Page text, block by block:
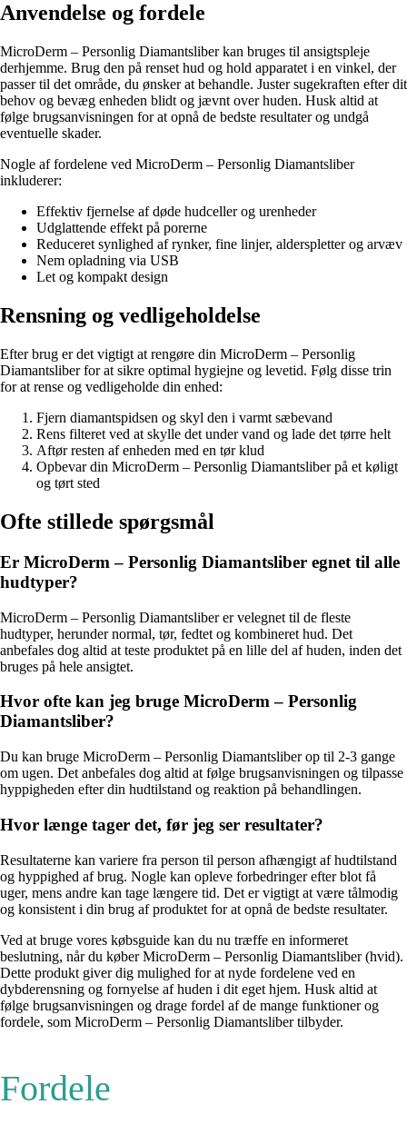
Anvendelse og fordele
MicroDerm – Personlig Diamantsliber kan bruges til ansigtspleje
derhjemme. Brug den på renset hud og hold apparatet i en vinkel, der
passer til det område, du ønsker at behandle. Juster sugekraften efter dit
behov og bevæg enheden blidt og jævnt over huden. Husk altid at
følge brugsanvisningen for at opnå de bedste resultater og undgå
eventuelle skader.
Nogle af fordelene ved MicroDerm – Personlig Diamantsliber
inkluderer:
Effektiv fjernelse af døde hudceller og urenheder
Udglattende effekt på porerne
Reduceret synlighed af rynker, fine linjer, alderspletter og arvæv
Nem opladning via USB
Let og kompakt design
Rensning og vedligeholdelse
Efter brug er det vigtigt at rengøre din MicroDerm – Personlig
Diamantsliber for at sikre optimal hygiejne og levetid. Følg disse trin
for at rense og vedligeholde din enhed:
Fjern diamantspidsen og skyl den i varmt sæbevand
Rens filteret ved at skylle det under vand og lade det tørre helt
Aftør resten af ​​enheden med en tør klud
Opbevar din MicroDerm – Personlig Diamantsliber på et køligt
og tørt sted
Ofte stillede spørgsmål
Er MicroDerm – Personlig Diamantsliber egnet til alle
hudtyper?
MicroDerm – Personlig Diamantsliber er velegnet til de fleste
hudtyper, herunder normal, tør, fedtet og kombineret hud. Det
anbefales dog altid at teste produktet på en lille del af huden, inden det
bruges på hele ansigtet.
Hvor ofte kan jeg bruge MicroDerm – Personlig
Diamantsliber?
Du kan bruge MicroDerm – Personlig Diamantsliber op til 2-3 gange
om ugen. Det anbefales dog altid at følge brugsanvisningen og tilpasse
hyppigheden efter din hudtilstand og reaktion på behandlingen.
Hvor længe tager det, før jeg ser resultater?
Resultaterne kan variere fra person til person afhængigt af hudtilstand
og hyppighed af brug. Nogle kan opleve forbedringer efter blot få
uger, mens andre kan tage længere tid. Det er vigtigt at være tålmodig
og konsistent i din brug af produktet for at opnå de bedste resultater.
Ved at bruge vores købsguide kan du nu træffe en informeret
beslutning, når du køber MicroDerm – Personlig Diamantsliber (hvid).
Dette produkt giver dig mulighed for at nyde fordelene ved en
dybderensning og fornyelse af huden i dit eget hjem. Husk altid at
følge brugsanvisningen og drage fordel af de mange funktioner og
fordele, som MicroDerm – Personlig Diamantsliber tilbyder.
Fordele